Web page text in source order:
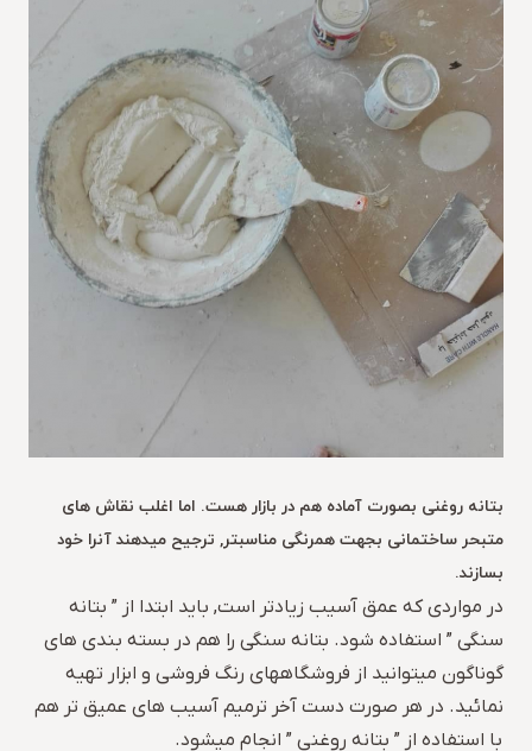
بتانه روغنی بصورت آماده هم در بازار هست. اما اغلب نقاش های
متبحر ساختمانی بجهت همرنگی مناسبتر, ترجیح میدهند آنرا خود
بسازند.
در مواردی که عمق آسیب زیادتر است, باید ابتدا از ” بتانه
سنگی ” استفاده شود. بتانه سنگی را هم در بسته بندی های
گوناگون میتوانید از فروشگاههای رنگ فروشی و ابزار تهیه
نمائید. در هر صورت دست آخر ترمیم آسیب های عمیق تر هم
با استفاده از ” بتانه روغنی ” انجام میشود.